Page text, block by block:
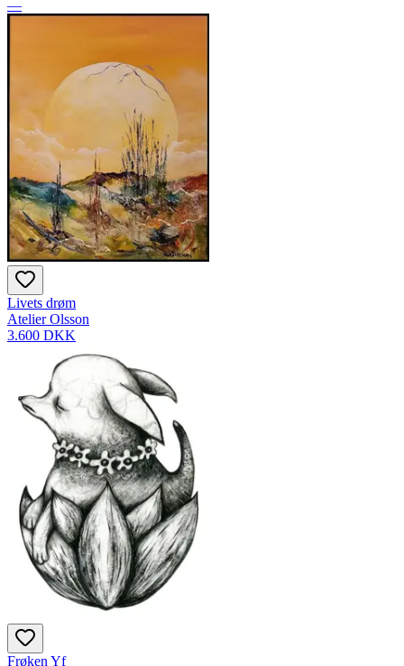
—
Livets drøm
Atelier Olsson
3.600 DKK
Frøken Yf